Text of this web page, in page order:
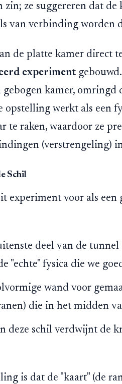
zin; ze suggereren dat
van verbinding worden
de platte kamer direct
experiment
kamer, omringd
opstelling werkt als een
te raken, waardoor ze
(verstrengeling)
Schil
experiment voor als een
deel van de tunnel
"echte" fysica die we
wand voor
die in het midden
deze schil verdwijnt de
is dat de "kaart" (de